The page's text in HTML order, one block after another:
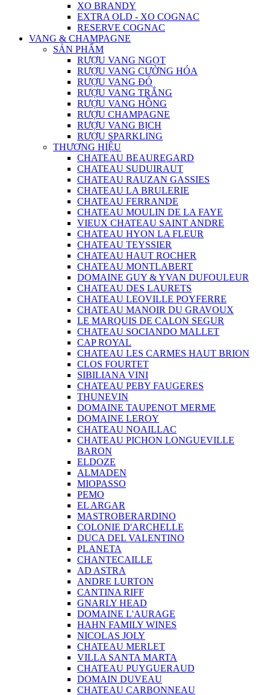
XO BRANDY
EXTRA OLD - XO COGNAC
RESERVE COGNAC
VANG & CHAMPAGNE
SẢN PHẨM
RƯỢU VANG NGỌT
RƯỢU VANG CƯỜNG HÓA
RƯỢU VANG ĐỎ
RƯỢU VANG TRẮNG
RƯỢU VANG HỒNG
RƯỢU CHAMPAGNE
RƯỢU VANG BỊCH
RƯỢU SPARKLING
THƯƠNG HIỆU
CHATEAU BEAUREGARD
CHATEAU SUDUIRAUT
CHATEAU RAUZAN GASSIES
CHATEAU LA BRULERIE
CHATEAU FERRANDE
CHATEAU MOULIN DE LA FAYE
VIEUX CHATEAU SAINT ANDRE
CHATEAU HYON LA FLEUR
CHATEAU TEYSSIER
CHATEAU HAUT ROCHER
CHATEAU MONTLABERT
DOMAINE GUY & YVAN DUFOULEUR
CHATEAU DES LAURETS
CHATEAU LEOVILLE POYFERRE
CHATEAU MANOIR DU GRAVOUX
LE MARQUIS DE CALON SEGUR
CHATEAU SOCIANDO MALLET
CAP ROYAL
CHATEAU LES CARMES HAUT BRION
CLOS FOURTET
SIBILIANA VINI
CHATEAU PEBY FAUGERES
THUNEVIN
DOMAINE TAUPENOT MERME
DOMAINE LEROY
CHATEAU NOAILLAC
CHATEAU PICHON LONGUEVILLE
BARON
ELDOZE
ALMADEN
MIOPASSO
PEMO
EL ARGAR
MASTROBERARDINO
COLONIE D'ARCHELLE
DUCA DEL VALENTINO
PLANETA
CHANTECAILLE
AD ASTRA
ANDRE LURTON
CANTINA RIFF
GNARLY HEAD
DOMAINE L'AURAGE
HAHN FAMILY WINES
NICOLAS JOLY
CHATEAU MERLET
VILLA SANTA MARTA
CHATEAU PUYGUERAUD
DOMAIN DUVEAU
CHATEAU CARBONNEAU